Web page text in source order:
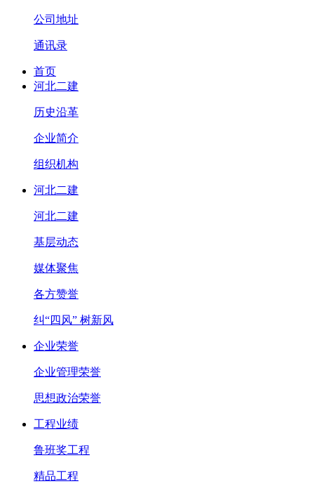
公司地址
通讯录
首页
河北二建
历史沿革
企业简介
组织机构
河北二建
河北二建
基层动态
媒体聚焦
各方赞誉
纠“四风” 树新风
企业荣誉
企业管理荣誉
思想政治荣誉
工程业绩
鲁班奖工程
精品工程